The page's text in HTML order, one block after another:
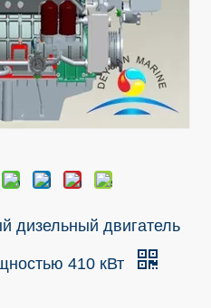
дизельный двигатель
410 кВт